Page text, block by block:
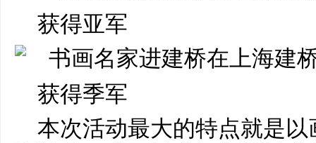
获得亚军
获得季军
本次活动最大的特点就是